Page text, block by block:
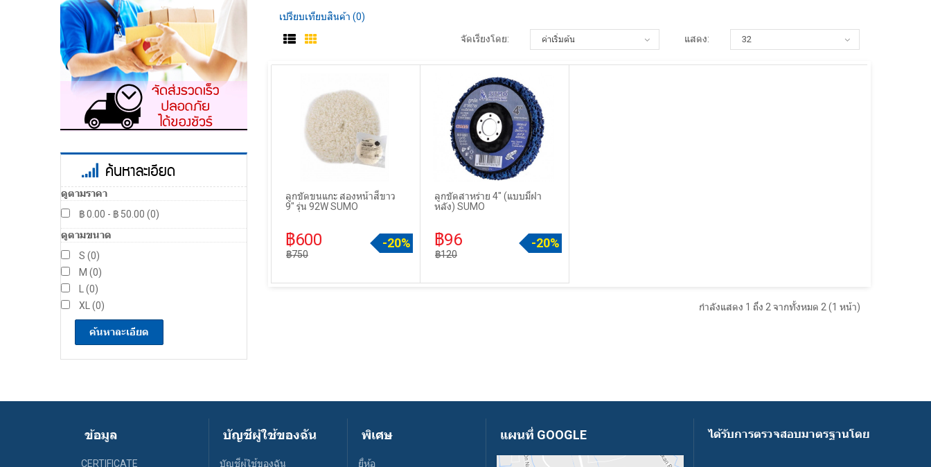
ค้นหาละเอียด
ดูตามราคา
฿ 0.00 - ฿ 50.00 (0)
ดูตามขนาด
S (0)
M (0)
L (0)
XL (0)
ค้นหาละเอียด
เปรียบเทียบสินค้า (0)
จัดเรียงโดย:
แสดง:
ลูกขัดขนแกะ สองหน้าสีขาว
9" รุ่น 92W SUMO
฿600
฿750
-20%
ลูกขัดสาหร่าย 4" (แบบมีฝา
หลัง) SUMO
฿96
฿120
-20%
กำลังแสดง 1 ถึง 2 จากทั้งหมด 2 (1 หน้า)
ข้อมูล
CERTIFICATE
บัญชีผู้ใช้ของฉัน
บัญชีผู้ใช้ของฉัน
พิเศษ
ยี่ห้อ
แผนที่ GOOGLE ได้รับการตรวจสอบมาตรฐานโดย